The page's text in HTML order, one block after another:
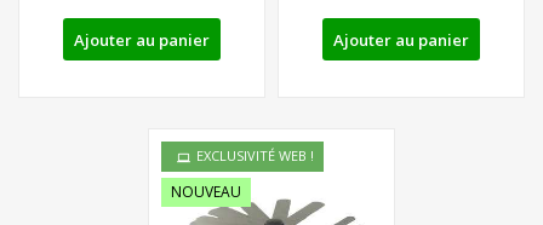
Ajouter au panier Ajouter au panier
EXCLUSIVITÉ WEB !
NOUVEAU